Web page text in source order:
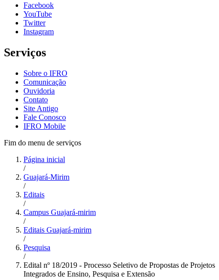
Facebook
YouTube
Twitter
Instagram
Serviços
Sobre o IFRO
Comunicação
Ouvidoria
Contato
Site Antigo
Fale Conosco
IFRO Mobile
Fim do menu de serviços
Página inicial
/
Guajará-Mirim
/
Editais
/
Campus Guajará-mirim
/
Editais Guajará-mirim
/
Pesquisa
/
Edital nº 18/2019 - Processo Seletivo de Propostas de Projetos
Integrados de Ensino, Pesquisa e Extensão